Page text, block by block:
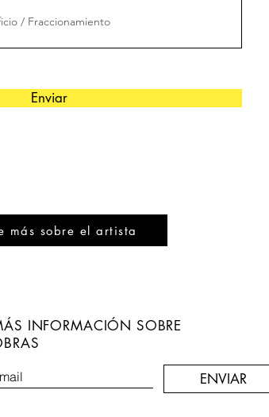
Enviar
más sobre el artista
INFORMACIÓN SOBRE
ENVIAR